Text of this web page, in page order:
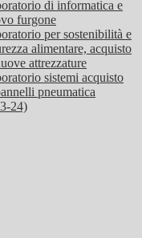
di informatica e
furgone
per sostenibilità e
alimentare, acquisto
attrezzature
sistemi acquisto
pneumatica
24)